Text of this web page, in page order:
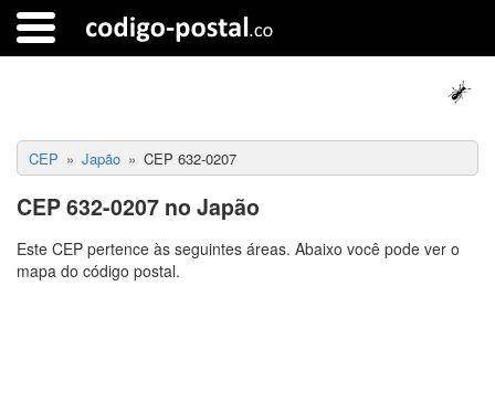
CEP Japão CEP 632-0207
CEP 632-0207 no Japão
Este CEP pertence às seguintes áreas. Abaixo você pode ver o
mapa do código postal.